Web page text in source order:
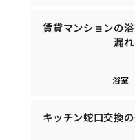
賃貸マンションの
漏
浴室
キッチン蛇口交換